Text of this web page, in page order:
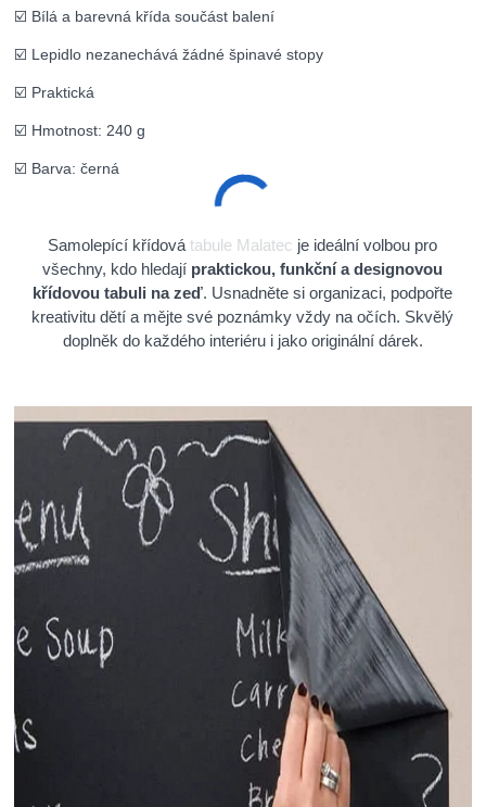
☑️ Bílá a barevná křída součást balení
☑️ Lepidlo nezanechává žádné špinavé stopy
☑️ Praktická
☑️ Hmotnost: 240 g
☑️ Barva: černá
Samolepící křídová tabule Malatec je ideální volbou pro
všechny, kdo hledají praktickou, funkční a designovou
křídovou tabuli na zeď. Usnadněte si organizaci, podpořte
kreativitu dětí a mějte své poznámky vždy na očích. Skvělý
doplněk do každého interiéru i jako originální dárek.